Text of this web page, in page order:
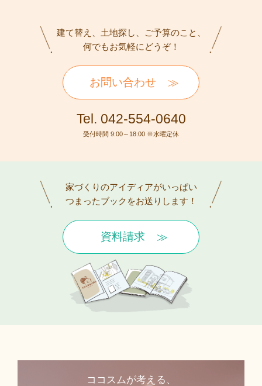
建て替え、土地探し、ご予算のこと、
何でもお気軽にどうぞ！
お問い合わせ
Tel. 042-554-0640
受付時間 9:00～18:00 ※水曜定休
家づくりのアイディアがいっぱい
つまったブックをお送りします！
資料請求
ココスムが考える、